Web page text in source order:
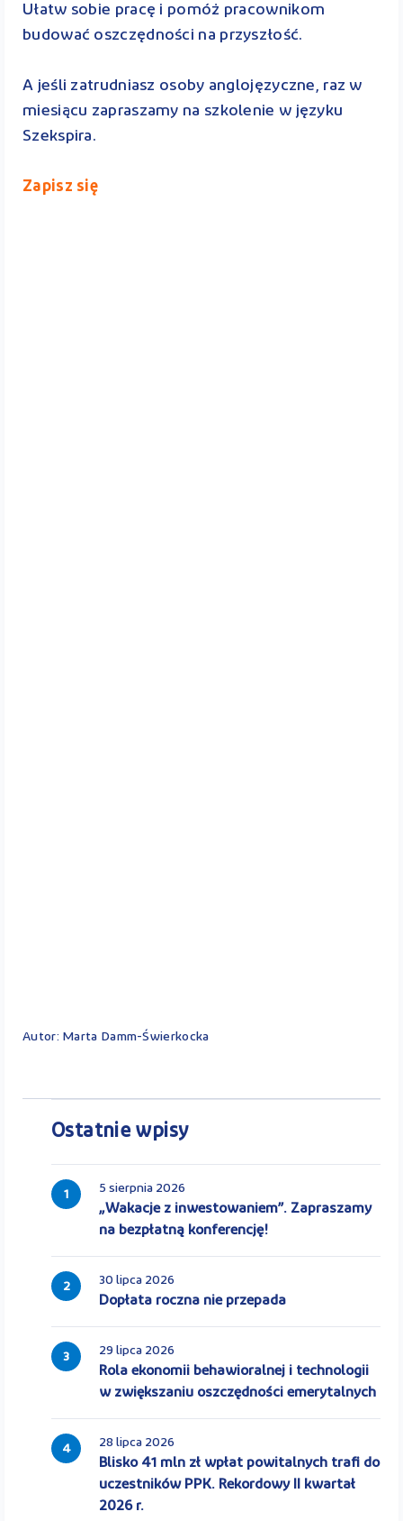
Ułatw sobie pracę i pomóż pracownikom
budować oszczędności na przyszłość.
A jeśli zatrudniasz osoby anglojęzyczne, raz w
miesiącu zapraszamy na szkolenie w języku
Szekspira.
Zapisz się
Autor: Marta Damm-Świerkocka
Ostatnie wpisy
1 5 sierpnia 2026
„Wakacje z inwestowaniem”. Zapraszamy
na bezpłatną konferencję!
2 30 lipca 2026
Dopłata roczna nie przepada
3 29 lipca 2026
Rola ekonomii behawioralnej i technologii
w zwiększaniu oszczędności emerytalnych
4 28 lipca 2026
Blisko 41 mln zł wpłat powitalnych trafi do
uczestników PPK. Rekordowy II kwartał
2026 r.